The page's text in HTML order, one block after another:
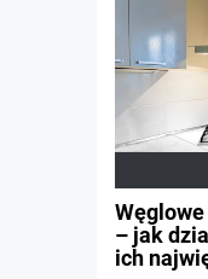
– jak
ich